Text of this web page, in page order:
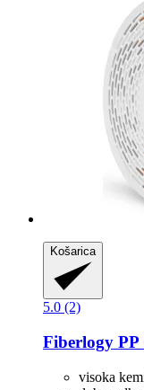
Košarica
5.0 (2)
Fiberlogy PP
visoka